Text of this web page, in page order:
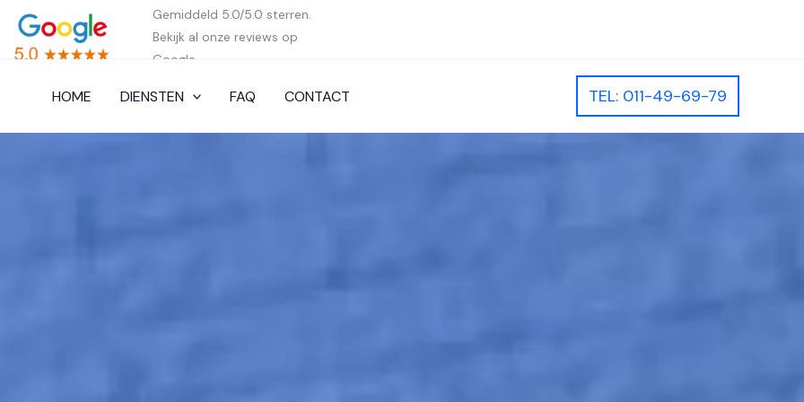
Gemiddeld 5.0/5.0 sterren.
Bekijk al onze reviews op
Google.
HOME DIENSTEN FAQ CONTACT TEL: 011-49-69-79